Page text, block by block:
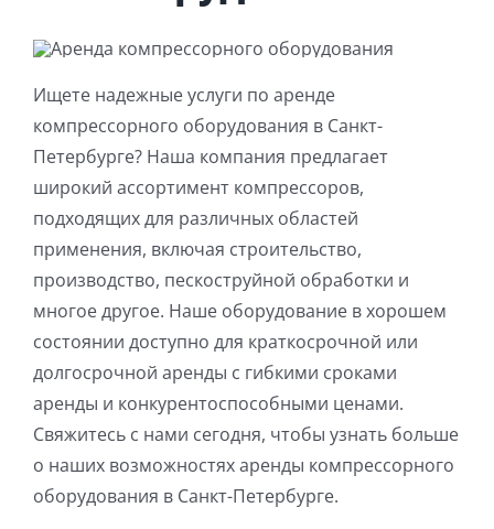
Ищете надежные услуги по аренде
компрессорного оборудования в Санкт-
Петербурге? Наша компания предлагает
широкий ассортимент компрессоров,
подходящих для различных областей
применения, включая строительство,
производство, пескоструйной обработки и
многое другое. Наше оборудование в хорошем
состоянии доступно для краткосрочной или
долгосрочной аренды с гибкими сроками
аренды и конкурентоспособными ценами.
Свяжитесь с нами сегодня, чтобы узнать больше
о наших возможностях аренды компрессорного
оборудования в Санкт-Петербурге.